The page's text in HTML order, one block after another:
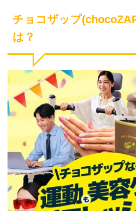
チョコザップ
は？